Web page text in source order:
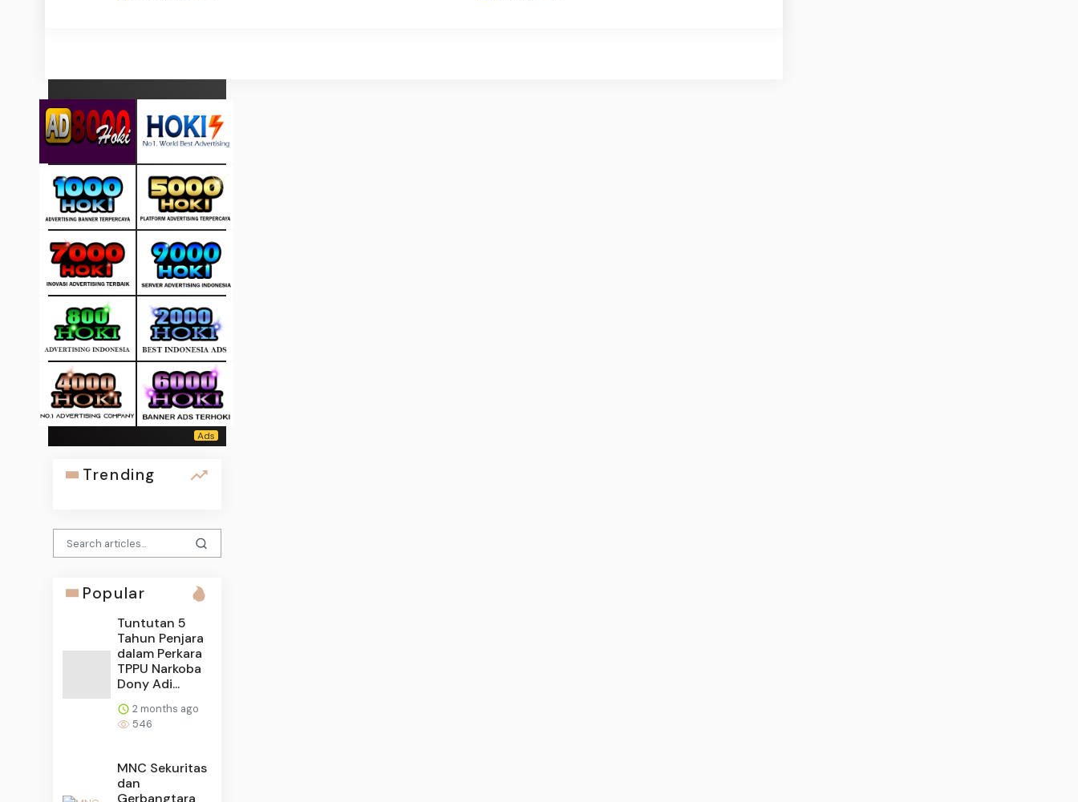
Trending
Popular
Tuntutan 5
Tahun Penjara
dalam Perkara
TPPU Narkoba
Dony Adi...
2 months ago
546
MNC Sekuritas
dan
Gerbangtara